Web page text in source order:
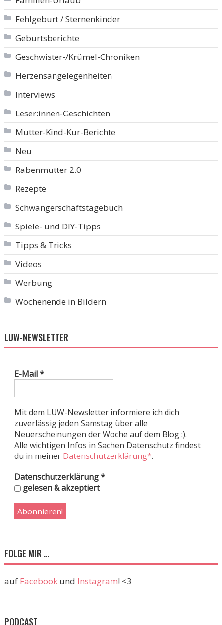
Fehlgeburt / Sternenkinder
Geburtsberichte
Geschwister-/Krümel-Chroniken
Herzensangelegenheiten
Interviews
Leser:innen-Geschichten
Mutter-Kind-Kur-Berichte
Neu
Rabenmutter 2.0
Rezepte
Schwangerschaftstagebuch
Spiele- und DIY-Tipps
Tipps & Tricks
Videos
Werbung
Wochenende in Bildern
LUW-NEWSLETTER
E-Mail*
Mit dem LUW-Newsletter informiere ich dich
zuverlässig jeden Samstag über alle
Neuerscheinungen der Woche auf dem Blog :).
Alle wichtigen Infos in Sachen Datenschutz findest
du in meiner Datenschutzerklärung*.
Datenschutzerklärung*
gelesen & akzeptiert
FOLGE MIR …
auf Facebookund Instagram! <3
PODCAST